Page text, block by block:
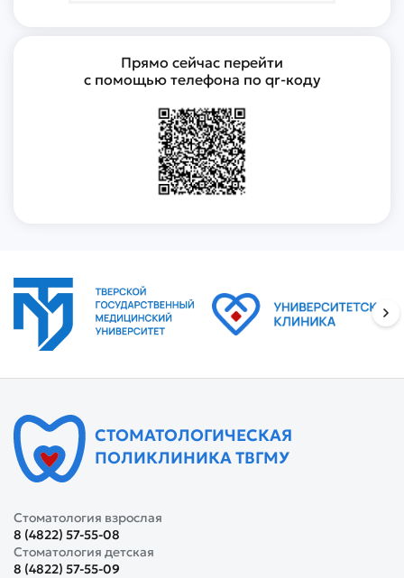
Прямо сейчас перейти
с помощью телефона по qr-коду
СТОМАТОЛОГИЧЕСКАЯ
ПОЛИКЛИНИКА ТВГМУ
8 (4822) 57-55-08
Стоматология взрослая
8 (4822) 57-55-09
Стоматология детская